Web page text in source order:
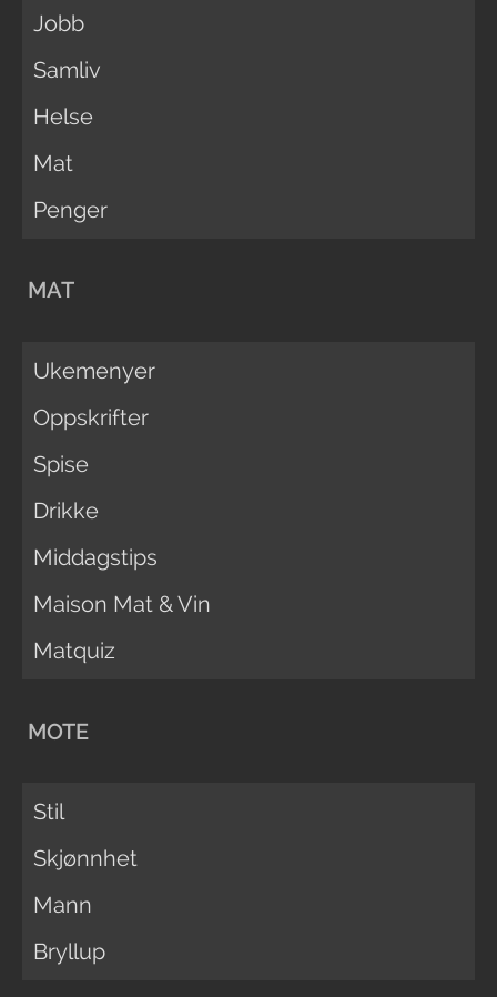
Jobb
Samliv
Helse
Mat
Penger
MAT
Ukemenyer
Oppskrifter
Spise
Drikke
Middagstips
Maison Mat & Vin
Matquiz
MOTE
Stil
Skjønnhet
Mann
Bryllup